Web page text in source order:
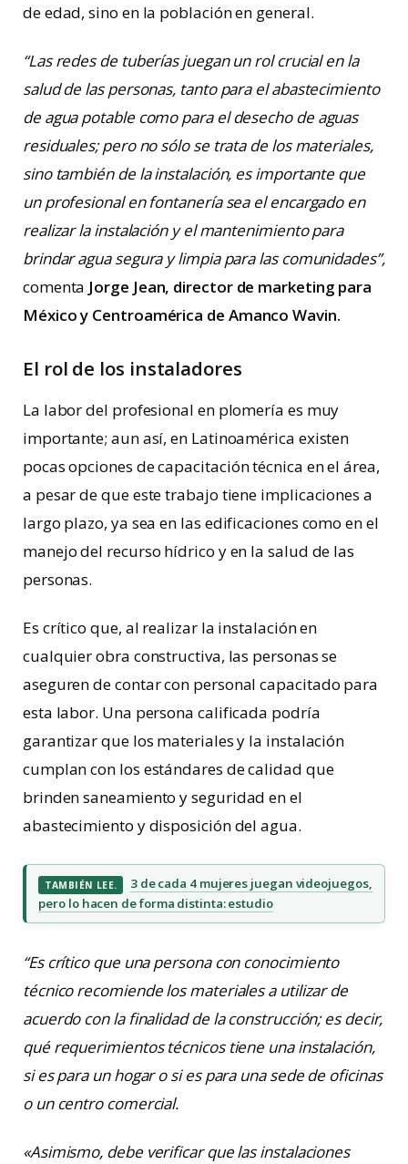
de edad, sino en la población en general.
“Las redes de tuberías juegan un rol crucial en la
salud de las personas, tanto para el abastecimiento
de agua potable como para el desecho de aguas
residuales; pero no sólo se trata de los materiales,
sino también de la instalación, es importante que
un profesional en fontanería sea el encargado en
realizar la instalación y el mantenimiento para
brindar agua segura y limpia para las comunidades”,
comenta Jorge Jean, director de marketing para
México y Centroamérica de Amanco Wavin.
El rol de los instaladores
La labor del profesional en plomería es muy
importante; aun así, en Latinoamérica existen
pocas opciones de capacitación técnica en el área,
a pesar de que este trabajo tiene implicaciones a
largo plazo, ya sea en las edificaciones como en el
manejo del recurso hídrico y en la salud de las
personas.
Es crítico que, al realizar la instalación en
cualquier obra constructiva, las personas se
aseguren de contar con personal capacitado para
esta labor. Una persona calificada podría
garantizar que los materiales y la instalación
cumplan con los estándares de calidad que
brinden saneamiento y seguridad en el
abastecimiento y disposición del agua.
TAMBIÉN LEE.
3 de cada 4 mujeres juegan videojuegos,
pero lo hacen de forma distinta: estudio
“Es crítico que una persona con conocimiento
técnico recomiende los materiales a utilizar de
acuerdo con la finalidad de la construcción; es decir,
qué requerimientos técnicos tiene una instalación,
si es para un hogar o si es para una sede de oficinas
o un centro comercial.
«Asimismo, debe verificar que las instalaciones